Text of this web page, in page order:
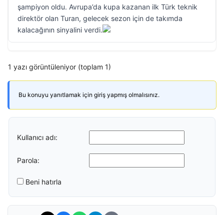
şampiyon oldu. Avrupa’da kupa kazanan ilk Türk teknik
direktör olan Turan, gelecek sezon için de takımda
kalacağının sinyalini verdi.
1 yazı görüntüleniyor (toplam 1)
Bu konuyu yanıtlamak için giriş yapmış olmalısınız.
Kullanıcı adı:
Parola:
Beni hatırla